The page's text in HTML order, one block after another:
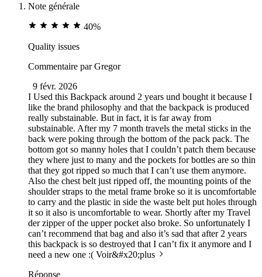
Note générale
40%
Quality issues
Commentaire parGregor
9 févr. 2026
I Used this Backpack around 2 years und bought it because I
like the brand philosophy and that the backpack is produced
really substainable. But in fact, it is far away from
substainable. After my 7 month travels the metal sticks in the
back were poking through the bottom of the pack pack. The
bottom got so manny holes that I couldn’t patch them because
they where just to many and the pockets for bottles are so thin
that they got ripped so much that I can’t use them anymore.
Also the chest belt just ripped off, the mounting points of the
shoulder straps to the metal frame broke so it is uncomfortable
to carry and the plastic in side the waste belt put holes through
it so it also is uncomfortable to wear. Shortly after my Travel
der zipper of the upper pocket also broke. So unfortunately I
can’t recommend that bag and also it’s sad that after 2 years
this backpack is so destroyed that I can’t fix it anymore and I
need a new one :( Voir&#x20;plus
Réponse